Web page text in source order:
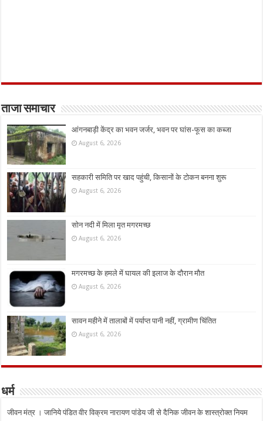
ताजा समाचार
आंगनबाड़ी केंद्र का भवन जर्जर, भवन पर घांस-फूस का कब्जा
August 6, 2026
सहकारी समिति पर खाद पहुंची, किसानों के टोकन बनना शुरू
August 6, 2026
सोन नदी में मिला मृत मगरमच्छ
August 6, 2026
मगरमच्छ के हमले में घायल की इलाज के दौरान मौत
August 6, 2026
सावन महीने में तालाबों में पर्याप्त पानी नहीं, ग्रामीण चिंतित
August 6, 2026
धर्म
जीवन मंत्र । जानिये पंडित वीर विक्रम नारायण पांडेय जी से दैनिक जीवन के शास्त्रोक्त नियम